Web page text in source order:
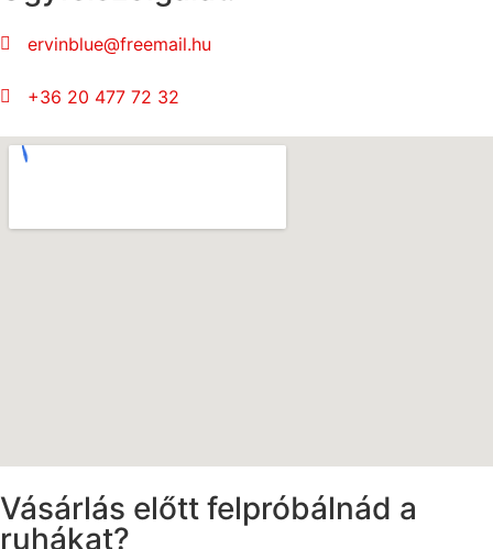
ervinblue@freemail.hu
+36 20 477 72 32
Vásárlás előtt felpróbálnád a
ruhákat?